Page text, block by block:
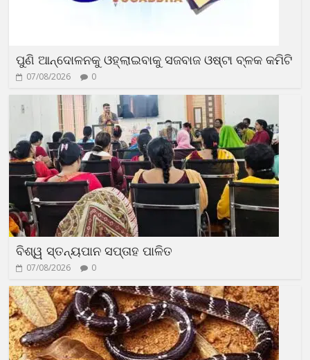
ପୁଣି ଆନ୍ଦୋଳନକୁ ଓହ୍ଲାଇବାକୁ ସଜବାଜ ଓଷ୍ଟା ବ୍ଳକ କମିଟି
07/08/2026 0
ବିଶ୍ୱ ସ୍ତନ୍ୟପାନ ସପ୍ତାହ ପାଳିତ
07/08/2026 0